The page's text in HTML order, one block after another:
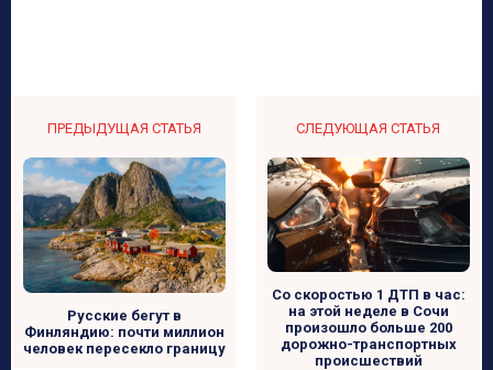
ПРЕДЫДУЩАЯ СТАТЬЯ
Русские бегут в
Финляндию: почти миллион
человек пересекло границу
СЛЕДУЮЩАЯ СТАТЬЯ
Со скоростью 1 ДТП в час:
на этой неделе в Сочи
произошло больше 200
дорожно-транспортных
происшествий